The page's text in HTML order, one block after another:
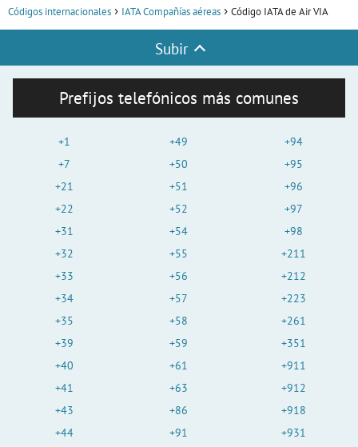
Códigos internacionales IATA Compañías aéreas Código IATA de Air VIA
Subir
Prefijos telefónicos más comunes
+1
+7
+21
+22
+31
+32
+33
+34
+35
+39
+40
+41
+43
+44
+49
+50
+51
+52
+54
+55
+56
+57
+58
+59
+61
+63
+86
+91
+94
+95
+96
+97
+98
+211
+212
+223
+261
+351
+911
+912
+918
+931